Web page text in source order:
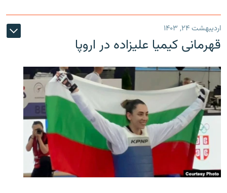
اردیبهشت ۲۴, ۱۴۰۳
قهرمانی کیمیا علیزاده در اروپا